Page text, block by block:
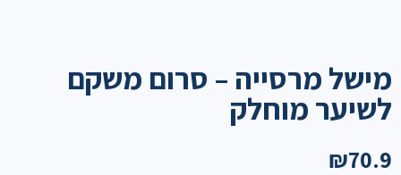
מישל מרסייה – סרום משקם
לשיער מוחלק
₪70.9